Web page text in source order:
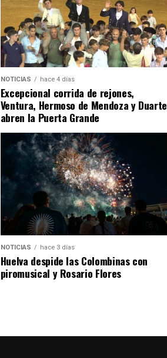
NOTICIAS hace 4 días
Excepcional corrida de rejones,
Ventura, Hermoso de Mendoza y Duarte
abren la Puerta Grande
NOTICIAS hace 3 días
Huelva despide las Colombinas con
piromusical y Rosario Flores